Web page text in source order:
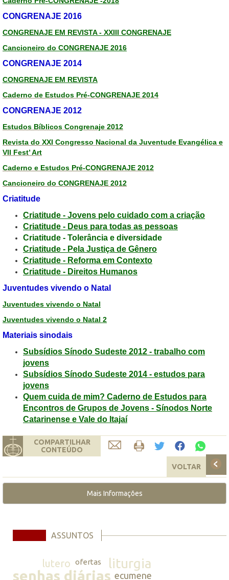
CONGRENAJE 2016
CONGRENAJE EM REVISTA - XXIII CONGRENAJE
Cancioneiro do CONGRENAJE 2016
CONGRENAJE 2014
CONGRENAJE EM REVISTA
Caderno de Estudos Pré-CONGRENAJE 2014
CONGRENAJE 2012
Estudos Bíblicos Congrenaje 2012
Revista do XXI Congresso Nacional da Juventude Evangélica e
VII Fest’ Art
Caderno e Estudos Pré-CONGRENAJE 2012
Cancioneiro do CONGRENAJE 2012
Criatitude
Criatitude - Jovens pelo cuidado com a criação
Criatitude - Deus para todas as pessoas
Criatitude - Tolerância e diversidade
Criatitude - Pela Justiça de Gênero
Criatitude - Reforma em Contexto
Criatitude - Direitos Humanos
Juventudes vivendo o Natal
Juventudes vivendo o Natal
Juventudes vivendo o Natal 2
Materiais sinodais
Subsídios Sínodo Sudeste 2012 - trabalho com
jovens
Subsídios Sínodo Sudeste 2014 - estudos para
jovens
Quem cuida de mim? Caderno de Estudos para
Encontros de Grupos de Jovens - Sínodos Norte
Catarinense e Vale do Itajaí
COMPARTILHAR
CONTEÚDO
VOLTAR
Mais Informações
ASSUNTOS
lutero ofertas liturgia
senhas diárias ecumene